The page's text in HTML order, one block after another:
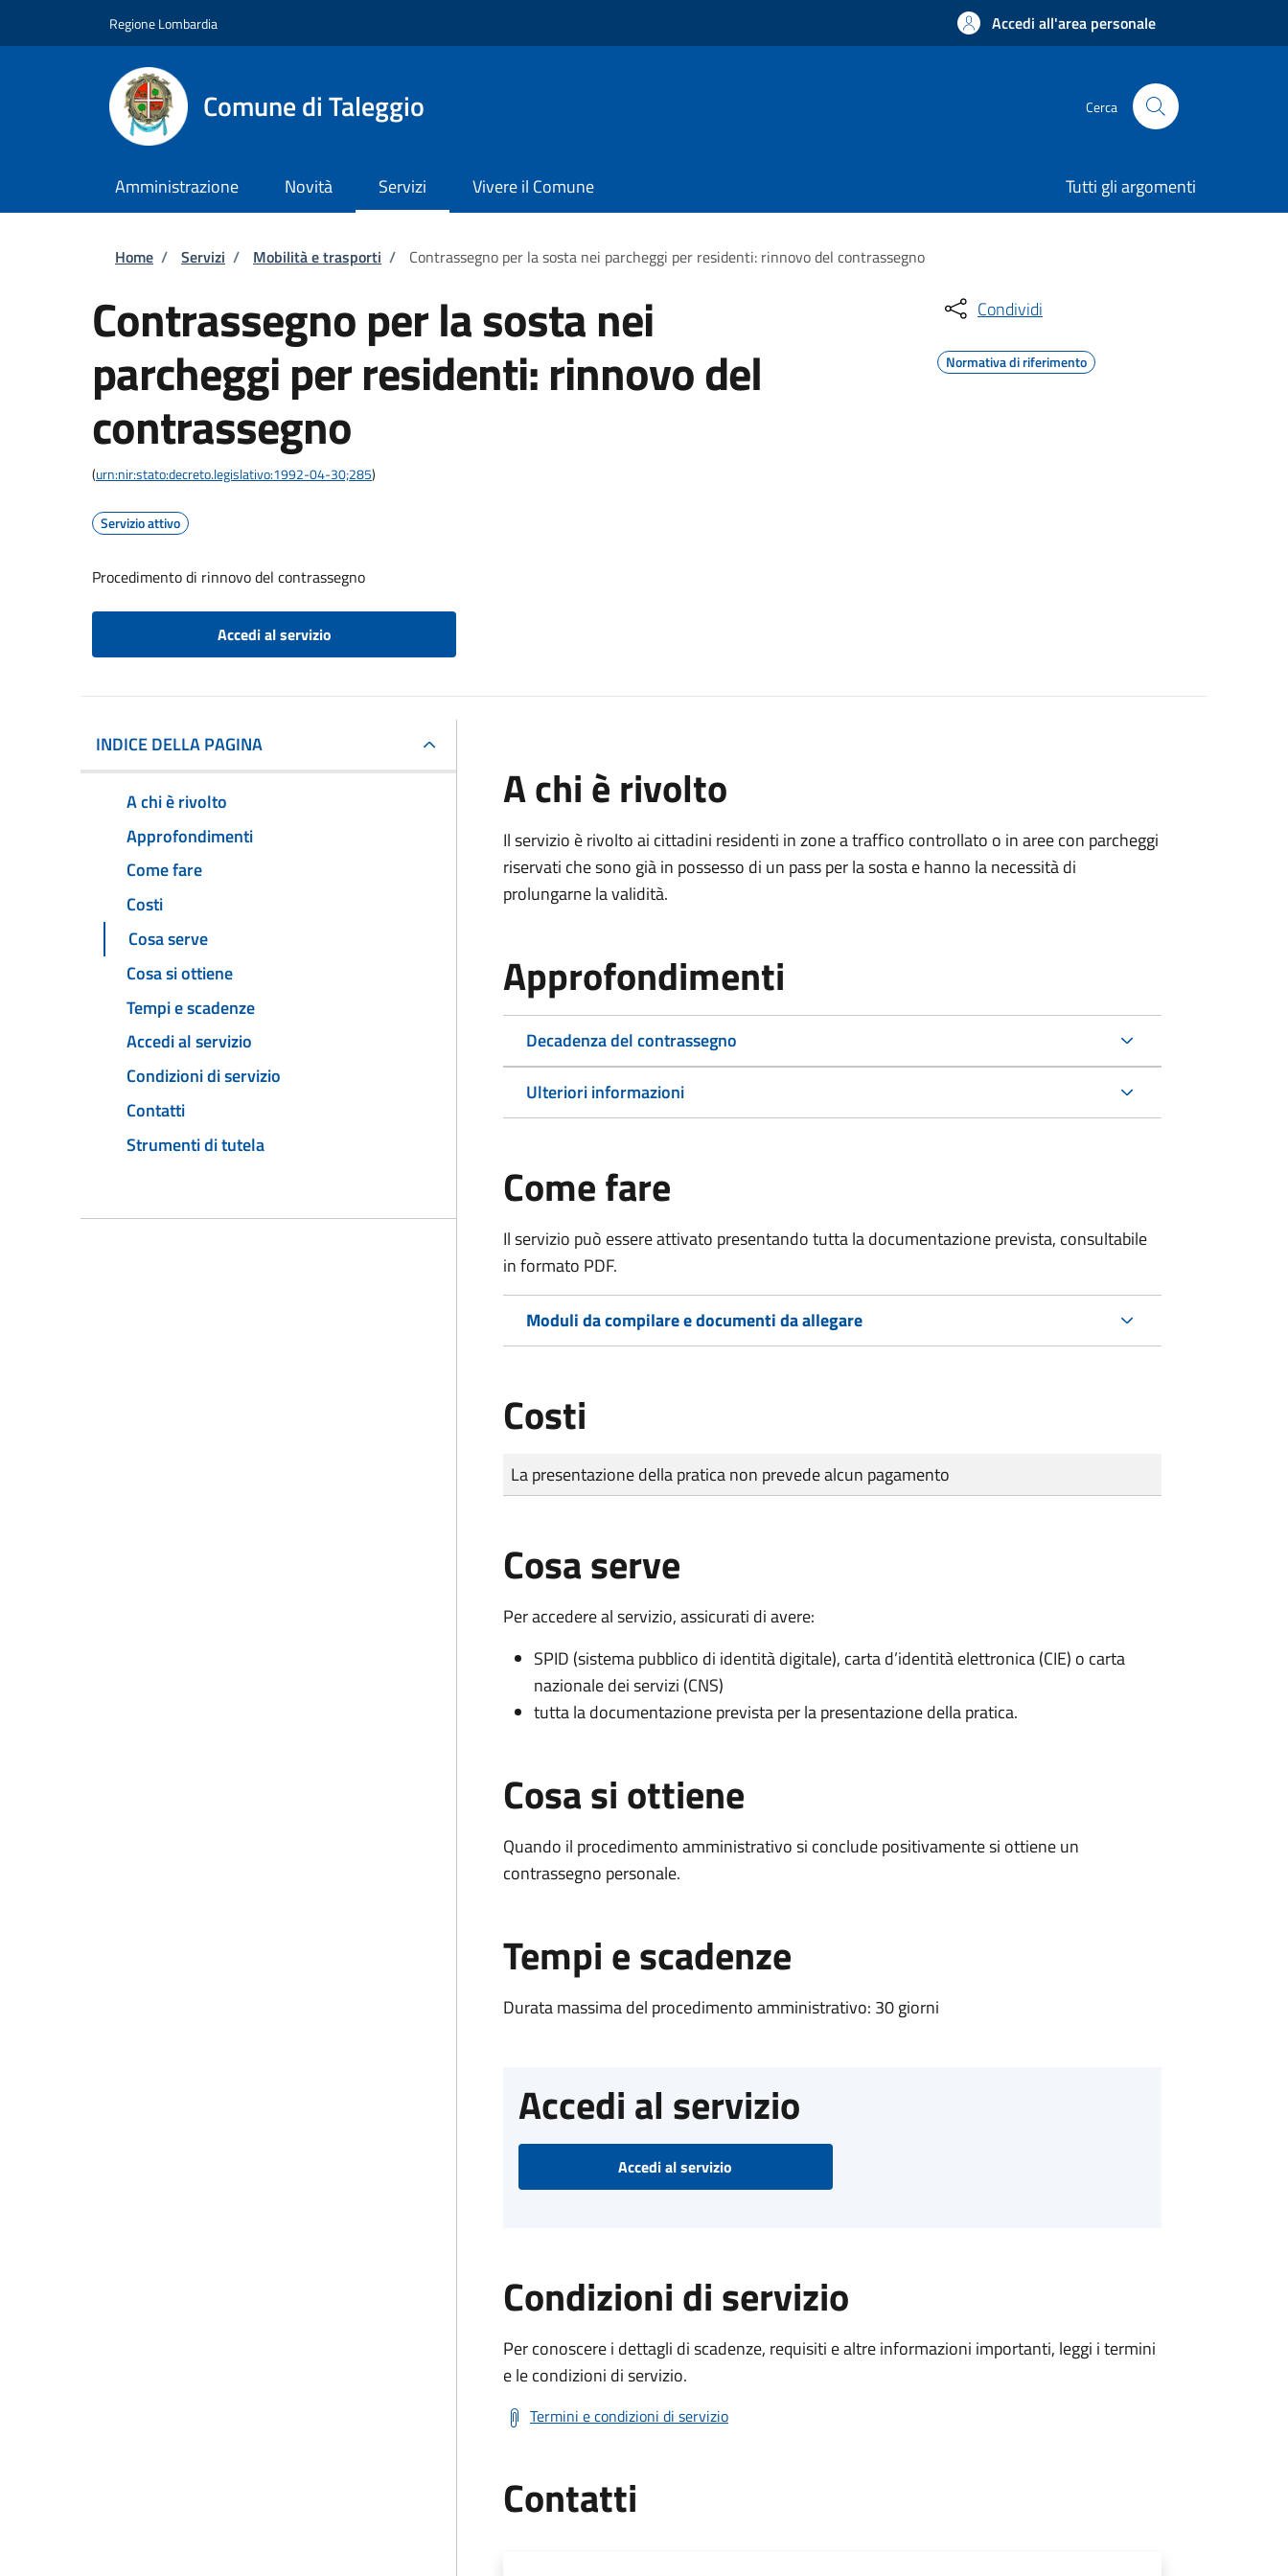
Regione Lombardia Accedi all'area personale
Comune di Taleggio Cerca
Amministrazione Novità Servizi Vivere il Comune Tutti gli argomenti
Briciole di pane
Home / Servizi / Mobilità e trasporti / Contrassegno per la sosta nei parcheggi per residenti: rinnovo del contrassegno
Contrassegno per la sosta nei
parcheggi per residenti: rinnovo del
contrassegno
(urn:nir:stato:decreto.legislativo:1992-04-30;285)
Servizio attivo
Procedimento di rinnovo del contrassegno
Accedi al servizio
Condividi
Normativa di riferimento
INDICE DELLA PAGINA
A chi è rivolto
Approfondimenti
Come fare
Costi
Cosa serve
Cosa si ottiene
Tempi e scadenze
Accedi al servizio
Condizioni di servizio
Contatti
Strumenti di tutela
A chi è rivolto
Il servizio è rivolto ai cittadini residenti in zone a traffico controllato o in aree con parcheggi
riservati che sono già in possesso di un pass per la sosta e hanno la necessità di
prolungarne la validità.
Approfondimenti
Decadenza del contrassegno
Ulteriori informazioni
Come fare
Il servizio può essere attivato presentando tutta la documentazione prevista, consultabile
in formato PDF.
Moduli da compilare e documenti da allegare
Costi
Tipo di pagamento
Importo
La presentazione della pratica non prevede alcun pagamento
Cosa serve
Per accedere al servizio, assicurati di avere:
SPID (sistema pubblico di identità digitale), carta d’identità elettronica (CIE) o carta
nazionale dei servizi (CNS)
tutta la documentazione prevista per la presentazione della pratica.
Cosa si ottiene
Quando il procedimento amministrativo si conclude positivamente si ottiene un
contrassegno personale.
Tempi e scadenze
Durata massima del procedimento amministrativo: 30 giorni
Accedi al servizio
Accedi al servizio
Condizioni di servizio
Per conoscere i dettagli di scadenze, requisiti e altre informazioni importanti, leggi i termini
e le condizioni di servizio.
Termini e condizioni di servizio
Contatti